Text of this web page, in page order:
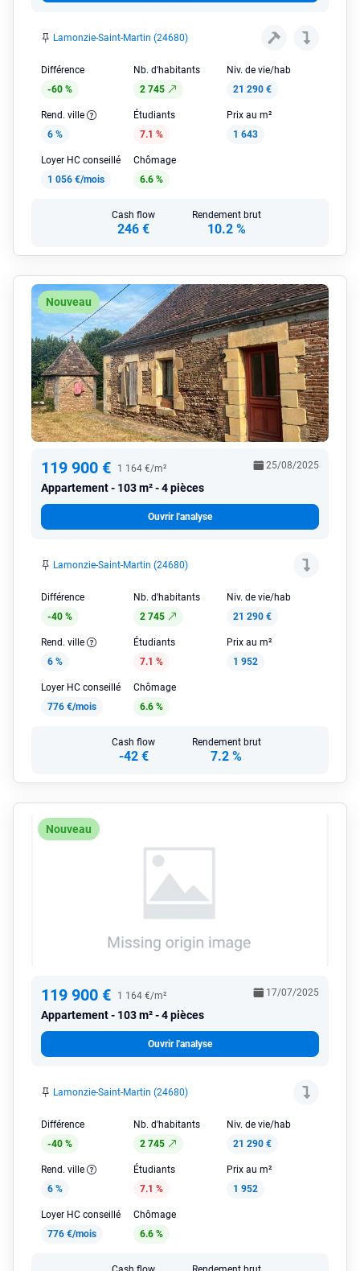
Lamonzie-Saint-Martin (24680)
Différence
-60 %
Nb. d'habitants
2 745
Niv. de vie/hab
21 290 €
Rend. ville
6 %
Étudiants
7.1 %
Prix au m²
1 643
Loyer HC conseillé
1 056 €/mois
Chômage
6.6 %
Cash flow
246 €
Rendement brut
10.2 %
Nouveau
119 900 € 1 164 €/m²
Appartement 103 m² - 4 pièces
25/08/2025
Ouvrir l'analyse
Lamonzie-Saint-Martin (24680)
Différence
-40 %
Nb. d'habitants
2 745
Niv. de vie/hab
21 290 €
Rend. ville
6 %
Étudiants
7.1 %
Prix au m²
1 952
Loyer HC conseillé
776 €/mois
Chômage
6.6 %
Cash flow
-42 €
Rendement brut
7.2 %
Nouveau
119 900 € 1 164 €/m²
Appartement 103 m² - 4 pièces
17/07/2025
Ouvrir l'analyse
Lamonzie-Saint-Martin (24680)
Différence
-40 %
Nb. d'habitants
2 745
Niv. de vie/hab
21 290 €
Rend. ville
6 %
Étudiants
7.1 %
Prix au m²
1 952
Loyer HC conseillé
776 €/mois
Chômage
6.6 %